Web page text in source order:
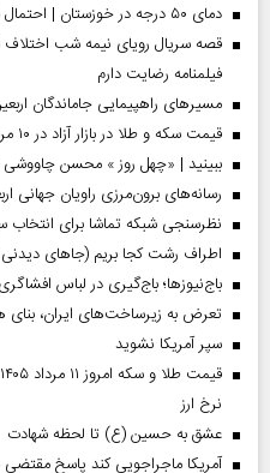
دمای ۵۰ درجه در خوزستان | احتمال بارش‌های سیل‌آسا در ۳ استان
قصه سریال رویای نیمه شب
فیلمنامه رضایت دارم
مسیر‌های راهپیمایی جاماندگان
قیمت سکه و طلا در بازار آزاد در ۱۰ مرداد ۱۴۰۵
ببینید | «چهل روز » محسن
رسانه‌های برون‌مرزی راویان جهانی
نظرسنجی شبکه تماشا برای
اطراف رشت کجا بریم (جاهای
باج‌نیوزها؛ باج‌گیری در لباس افشاگری
تعرض به زیرساخت‌های ایران، بنای
سپر آمریکا نشوید
نرخ ارز
عشق به حسین (ع) تا لحظه شهادت
آمریکا ماجراجویی کند پاسخ